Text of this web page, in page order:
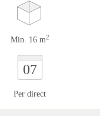
Min. 16 m2
07
Per direct